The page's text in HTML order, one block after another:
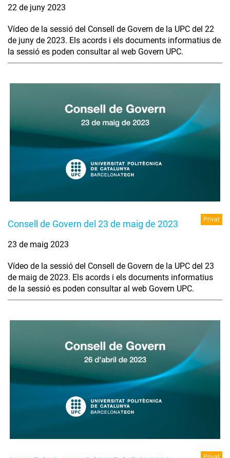
22 de juny 2023
Vídeo de la sessió del Consell de Govern de la UPC del 22
de juny de 2023. Els acords i els documents informatius de
la sessió es poden consultar al web Govern UPC.
Consell de Govern del 23 de maig de 2023 Privat
23 de maig 2023
Vídeo de la sessió del Consell de Govern de la UPC del 23
de maig de 2023. Els acords i els documents informatius
de la sessió es poden consultar al web Govern UPC.